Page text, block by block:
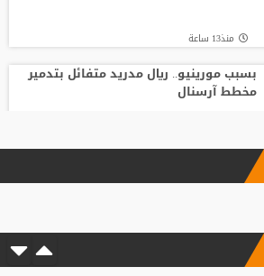
منذ13 ساعة
بسبب مورينيو.. ريال مدريد متفائل بتدمير
مخطط آرسنال
الاتحاد يودع فابينيو برسالة مؤثرة